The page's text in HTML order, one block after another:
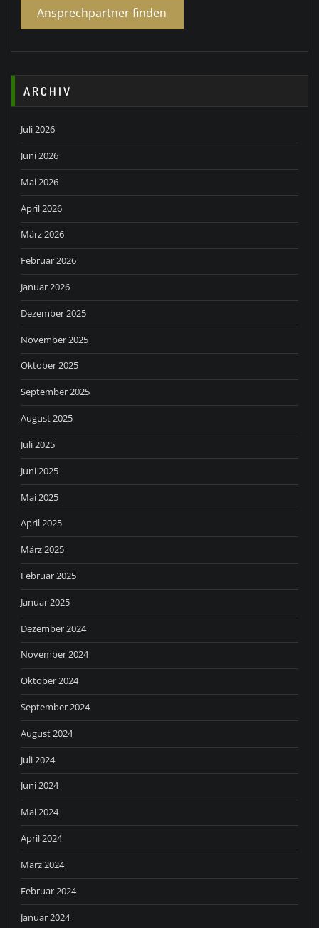
Ansprechpartner finden
ARCHIV
Juli 2026
Juni 2026
Mai 2026
April 2026
März 2026
Februar 2026
Januar 2026
Dezember 2025
November 2025
Oktober 2025
September 2025
August 2025
Juli 2025
Juni 2025
Mai 2025
April 2025
März 2025
Februar 2025
Januar 2025
Dezember 2024
November 2024
Oktober 2024
September 2024
August 2024
Juli 2024
Juni 2024
Mai 2024
April 2024
März 2024
Februar 2024
Januar 2024